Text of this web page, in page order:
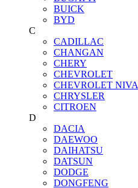
BUICK
BYD
C
CADILLAC
CHANGAN
CHERY
CHEVROLET
CHEVROLET NIVA
CHRYSLER
CITROEN
D
DACIA
DAEWOO
DAIHATSU
DATSUN
DODGE
DONGFENG